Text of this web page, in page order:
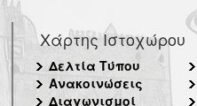
Χάρτης Ιστοχώρου
Δελτία Τύπου
Ανακοινώσεις
Διαγωνισμοί